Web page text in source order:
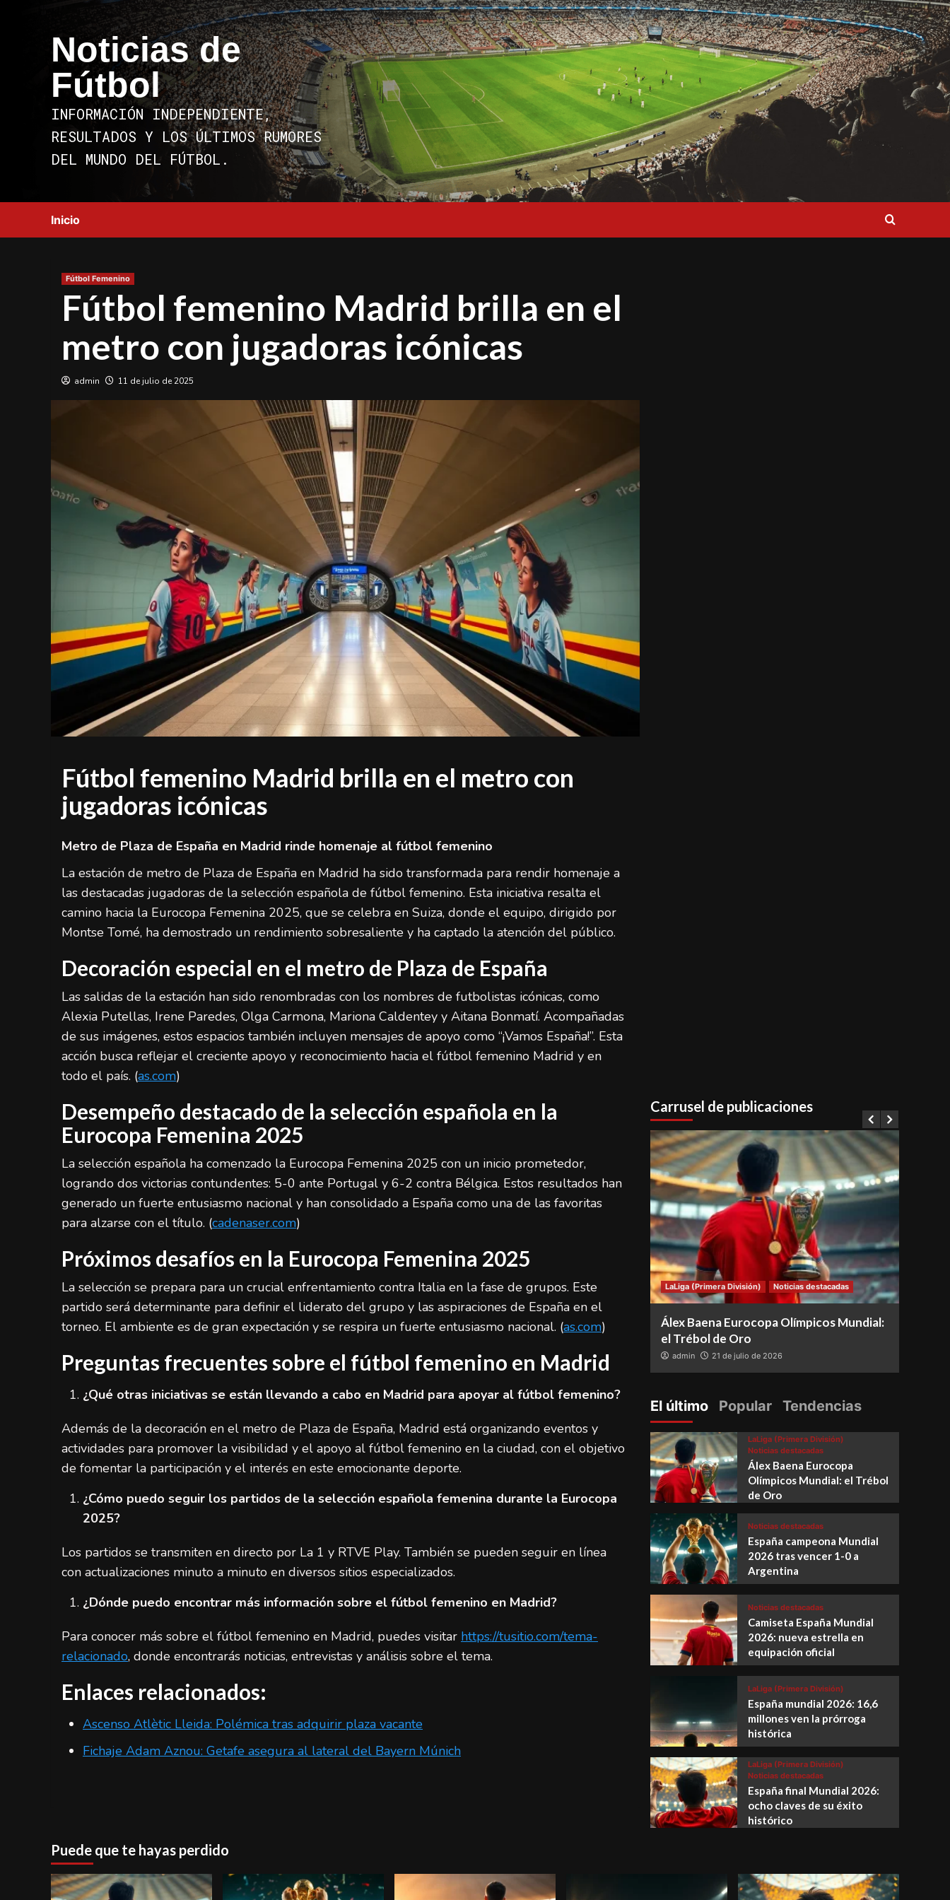
Noticias de
Fútbol
INFORMACIÓN INDEPENDIENTE,
RESULTADOS Y LOS ÚLTIMOS RUMORES
DEL MUNDO DEL FÚTBOL.
Inicio
Fútbol Femenino
Fútbol femenino Madrid brilla en el
metro con jugadoras icónicas
admin 11 de julio de 2025
Fútbol femenino Madrid brilla en el metro con
jugadoras icónicas
Metro de Plaza de España en Madrid rinde homenaje al fútbol femenino
La estación de metro de Plaza de España en Madrid ha sido transformada para rendir homenaje a
las destacadas jugadoras de la selección española de fútbol femenino. Esta iniciativa resalta el
camino hacia la Eurocopa Femenina 2025, que se celebra en Suiza, donde el equipo, dirigido por
Montse Tomé, ha demostrado un rendimiento sobresaliente y ha captado la atención del público.
Decoración especial en el metro de Plaza de España
Las salidas de la estación han sido renombradas con los nombres de futbolistas icónicas, como
Alexia Putellas, Irene Paredes, Olga Carmona, Mariona Caldentey y Aitana Bonmatí. Acompañadas
de sus imágenes, estos espacios también incluyen mensajes de apoyo como “¡Vamos España!”. Esta
acción busca reflejar el creciente apoyo y reconocimiento hacia el fútbol femenino Madrid y en
todo el país. (as.com)
Desempeño destacado de la selección española en la
Eurocopa Femenina 2025
La selección española ha comenzado la Eurocopa Femenina 2025 con un inicio prometedor,
logrando dos victorias contundentes: 5-0 ante Portugal y 6-2 contra Bélgica. Estos resultados han
generado un fuerte entusiasmo nacional y han consolidado a España como una de las favoritas
para alzarse con el título. (cadenaser.com)
Próximos desafíos en la Eurocopa Femenina 2025
La selección se prepara para un crucial enfrentamiento contra Italia en la fase de grupos. Este
partido será determinante para definir el liderato del grupo y las aspiraciones de España en el
torneo. El ambiente es de gran expectación y se respira un fuerte entusiasmo nacional. (as.com)
Preguntas frecuentes sobre el fútbol femenino en Madrid
¿Qué otras iniciativas se están llevando a cabo en Madrid para apoyar al fútbol femenino?
Además de la decoración en el metro de Plaza de España, Madrid está organizando eventos y
actividades para promover la visibilidad y el apoyo al fútbol femenino en la ciudad, con el objetivo
de fomentar la participación y el interés en este emocionante deporte.
¿Cómo puedo seguir los partidos de la selección española femenina durante la Eurocopa
2025?
Los partidos se transmiten en directo por La 1 y RTVE Play. También se pueden seguir en línea
con actualizaciones minuto a minuto en diversos sitios especializados.
¿Dónde puedo encontrar más información sobre el fútbol femenino en Madrid?
Para conocer más sobre el fútbol femenino en Madrid, puedes visitar https://tusitio.com/tema-
relacionado, donde encontrarás noticias, entrevistas y análisis sobre el tema.
Enlaces relacionados:
Ascenso Atlètic Lleida: Polémica tras adquirir plaza vacante
Fichaje Adam Aznou: Getafe asegura al lateral del Bayern Múnich
Carrusel de publicaciones
LaLiga (Primera División) Noticias destacadas
España final Mundial 2026: ocho claves de
admin 20 de julio de 2026
LaLiga (Primera División) Noticias destacadas
Álex Baena Eurocopa Olímpicos Mundial:
el Trébol de Oro
admin 21 de julio de 2026
El último Popular Tendencias
LaLiga (Primera División)
Noticias destacadas
Álex Baena Eurocopa
Olímpicos Mundial: el Trébol
de Oro
Noticias destacadas
España campeona Mundial
2026 tras vencer 1-0 a
Argentina
Noticias destacadas
Camiseta España Mundial
2026: nueva estrella en
equipación oficial
LaLiga (Primera División)
España mundial 2026: 16,6
millones ven la prórroga
histórica
LaLiga (Primera División)
Noticias destacadas
España final Mundial 2026:
ocho claves de su éxito
histórico
Puede que te hayas perdido